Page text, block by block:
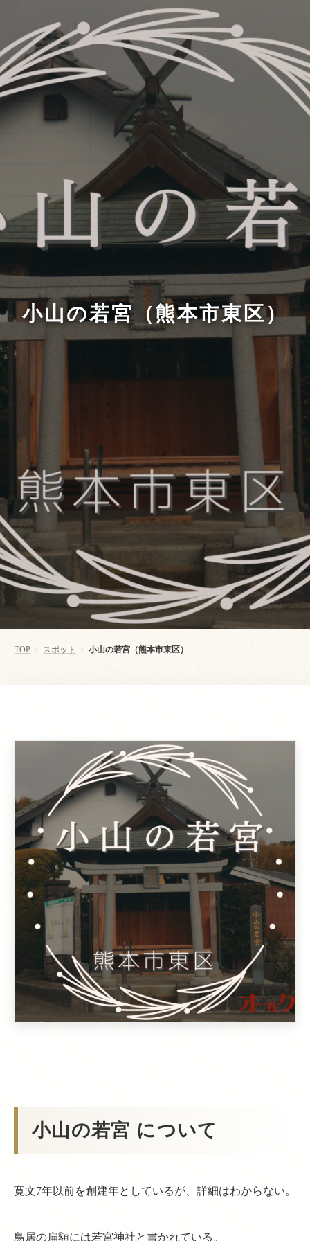
小山の若宮（熊本市東区）
TOP > スポット > 小山の若宮（熊本市東区）
小山の若宮 について
寛文7年以前を創建年としているが、詳細はわからない。
鳥居の扁額には若宮神社と書かれている。